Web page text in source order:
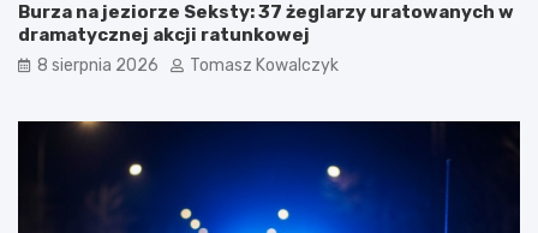
Burza na jeziorze Seksty: 37 żeglarzy uratowanych w
dramatycznej akcji ratunkowej
8 sierpnia 2026 Tomasz Kowalczyk